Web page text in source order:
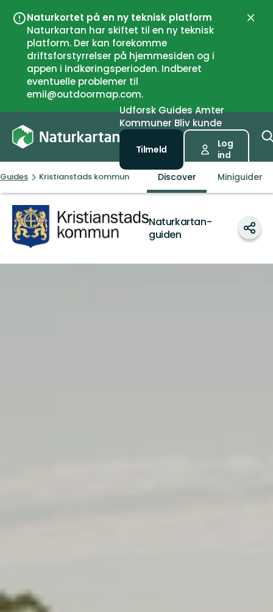
Naturkortet på en ny teknisk platform
Naturkartan har skiftet til en ny teknisk
platform. Der kan forekomme
driftsforstyrrelser på hjemmesiden og i
appen i indkøringsperioden. Indberet
eventuelle problemer til
emil@outdoormap.com.
Luk
UdforskGuidesAmter
Kommuner Bliv kunde
Tilmeld
Log
ind
Guides Kristianstads kommun Discover Miniguider
kommun
Naturkartan-
guiden
Del